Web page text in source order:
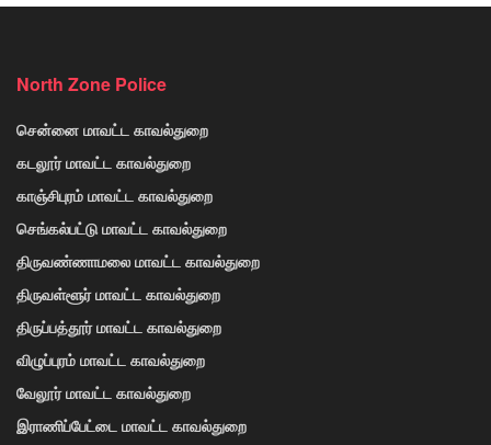
North Zone Police
சென்னை மாவட்ட காவல்துறை
கடலூர் மாவட்ட காவல்துறை
காஞ்சிபுரம் மாவட்ட காவல்துறை
செங்கல்பட்டு மாவட்ட காவல்துறை
திருவண்ணாமலை மாவட்ட காவல்துறை
திருவள்ளூர் மாவட்ட காவல்துறை
திருப்பத்தூர் மாவட்ட காவல்துறை
விழுப்புரம் மாவட்ட காவல்துறை
வேலூர் மாவட்ட காவல்துறை
இராணிப்பேட்டை மாவட்ட காவல்துறை